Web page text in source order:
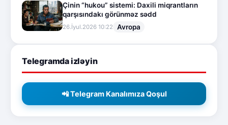
Çinin “hukou” sistemi: Daxili miqrantların
qarşısındakı görünməz sədd
26.İyul.2026 10:22 Avropa
Telegramda izləyin
📲 Telegram Kanalımıza Qoşul